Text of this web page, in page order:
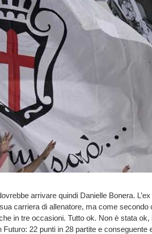
arrivare quindi Danielle Bonera.
carriera di allenatore, ma come secondo
in tre occasioni. Tutto ok. Non è stata
22 punti in 28 partite e conseguente